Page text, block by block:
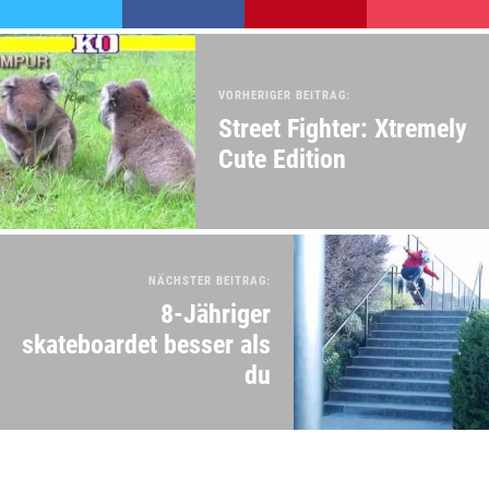
VORHERIGER BEITRAG:
Street Fighter: Xtremely
Cute Edition
NÄCHSTER BEITRAG:
8-Jähriger
skateboardet besser als
du